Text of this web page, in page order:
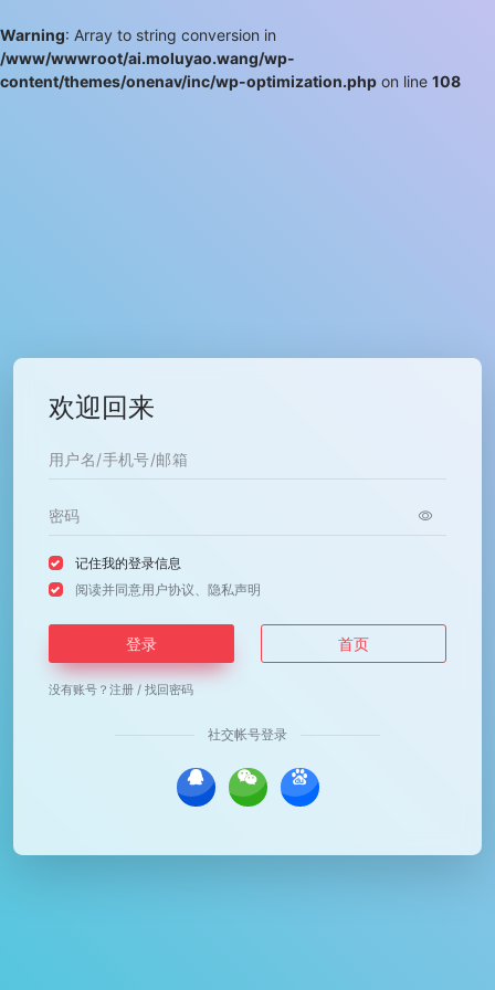
Warning: Array to string conversion in
/www/wwwroot/ai.moluyao.wang/wp-
content/themes/onenav/inc/wp-optimization.php on line 108
欢迎回来
记住我的登录信息
阅读并同意用户协议 隐私声明
登录 首页
没有账号？ 注册 / 找回密码
社交帐号登录